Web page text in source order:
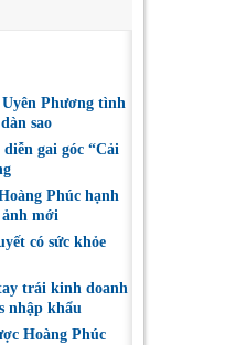
Phương tình
sao
gai góc “Cải
Phúc hạnh
ảnh mới
có sức khỏe
trái kinh doanh
nhập khẩu
Hoàng Phúc